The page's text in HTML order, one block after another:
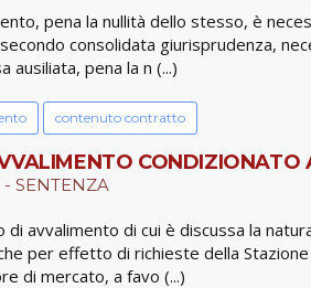
pena la nullità dello stesso, è
secondo consolidata giurisprudenza,
ausiliata, pena la n (...)
contenuto contratto
CONDIZIONATO
- SENTENZA
di avvalimento di cui è discussa la
per effetto di richieste della
di mercato, a favo (...)